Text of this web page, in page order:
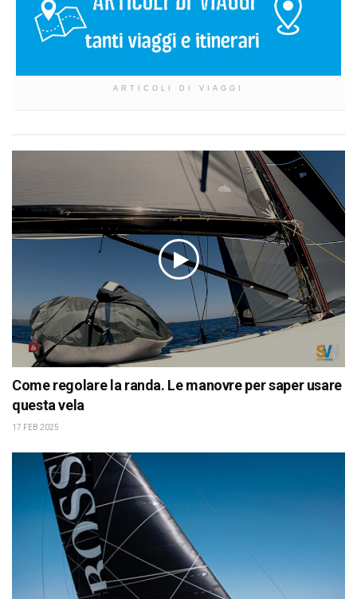
ARTICOLI DI VIAGGI
Come regolare la randa. Le manovre per saper usare
questa vela
17 FEB 2025